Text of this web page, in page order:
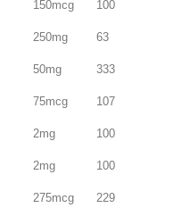
150mcg 100
250mg 63
50mg 333
75mcg 107
2mg 100
2mg 100
275mcg 229